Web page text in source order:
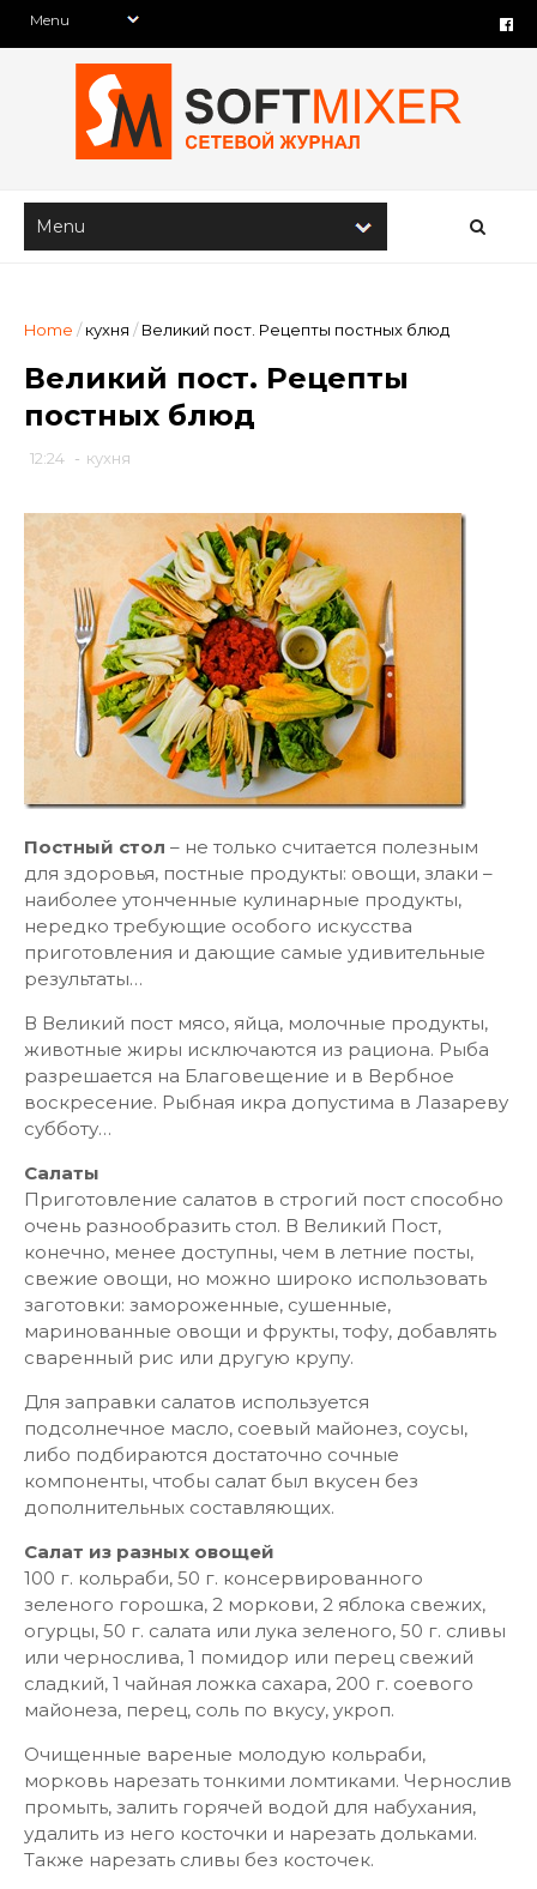
Home / кухня / Великий пост. Рецепты постных блюд
Великий пост. Рецепты
постных блюд
12:24 - кухня
Постный стол – не только считается полезным
для здоровья, постные продукты: овощи, злаки –
наиболее утонченные кулинарные продукты,
нередко требующие особого искусства
приготовления и дающие самые удивительные
результаты…
В Великий пост мясо, яйца, молочные продукты,
животные жиры исключаются из рациона. Рыба
разрешается на Благовещение и в Вербное
воскресение. Рыбная икра допустима в Лазареву
субботу…
Салаты
Приготовление салатов в строгий пост способно
очень разнообразить стол. В Великий Пост,
конечно, менее доступны, чем в летние посты,
свежие овощи, но можно широко использовать
заготовки: замороженные, сушенные,
маринованные овощи и фрукты, тофу, добавлять
сваренный рис или другую крупу.
Для заправки салатов используется
подсолнечное масло, соевый майонез, соусы,
либо подбираются достаточно сочные
компоненты, чтобы салат был вкусен без
дополнительных составляющих.
Салат из разных овощей
100 г. кольраби, 50 г. консервированного
зеленого горошка, 2 моркови, 2 яблока свежих,
огурцы, 50 г. салата или лука зеленого, 50 г. сливы
или чернослива, 1 помидор или перец свежий
сладкий, 1 чайная ложка сахара, 200 г. соевого
майонеза, перец, соль по вкусу, укроп.
Очищенные вареные молодую кольраби,
морковь нарезать тонкими ломтиками. Чернослив
промыть, залить горячей водой для набухания,
удалить из него косточки и нарезать дольками.
Также нарезать сливы без косточек.